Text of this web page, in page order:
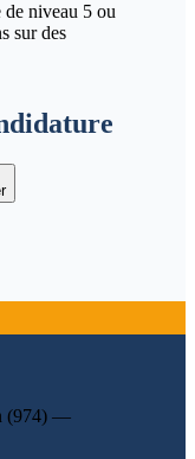
niveau 5 ou
sur des
(974) —